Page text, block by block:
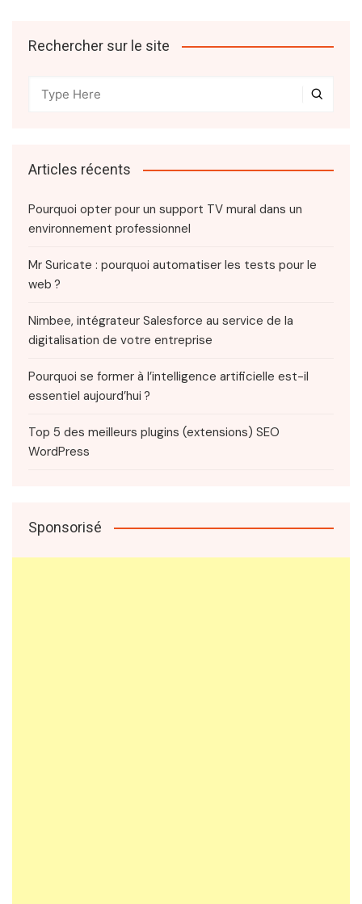
Rechercher sur le site
Articles récents
Pourquoi opter pour un support TV mural dans un
environnement professionnel
Mr Suricate : pourquoi automatiser les tests pour le
web ?
Nimbee, intégrateur Salesforce au service de la
digitalisation de votre entreprise
Pourquoi se former à l’intelligence artificielle est-il
essentiel aujourd’hui ?
Top 5 des meilleurs plugins (extensions) SEO
WordPress
Sponsorisé